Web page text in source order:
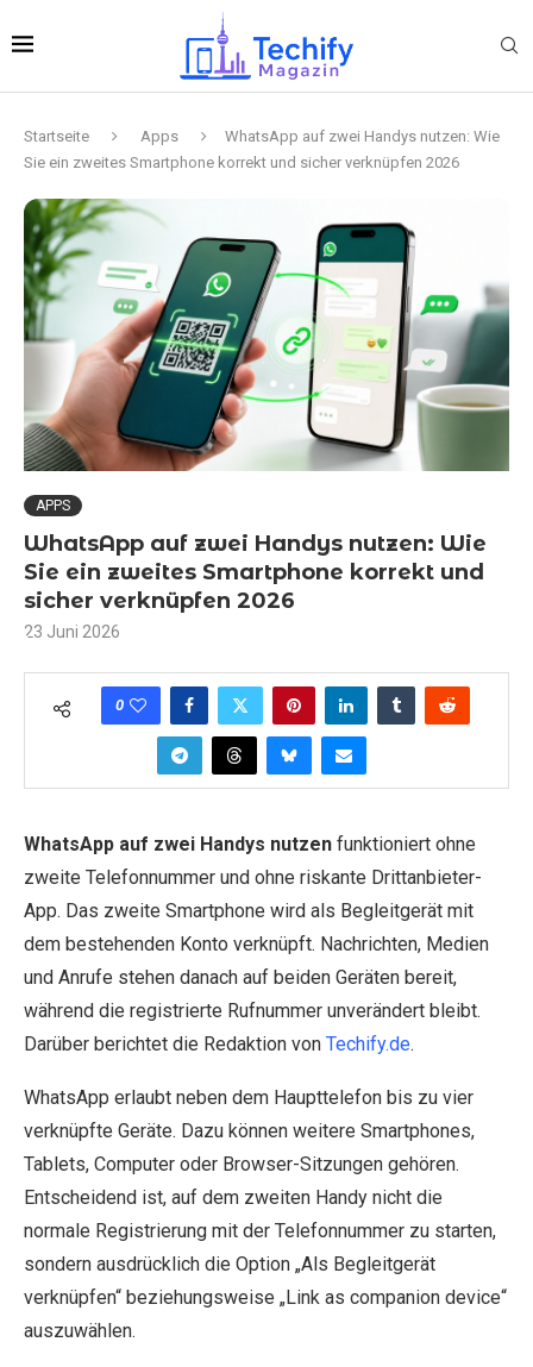
Startseite Apps
WhatsApp auf zwei Handys nutzen: Wie
Sie ein zweites Smartphone korrekt und sicher verknüpfen 2026
APPS
WhatsApp auf zwei Handys nutzen: Wie
Sie ein zweites Smartphone korrekt und
sicher verknüpfen 2026
23 Juni 2026
0
WhatsApp auf zwei Handys nutzen funktioniert ohne
zweite Telefonnummer und ohne riskante Drittanbieter-
App. Das zweite Smartphone wird als Begleitgerät mit
dem bestehenden Konto verknüpft. Nachrichten, Medien
und Anrufe stehen danach auf beiden Geräten bereit,
während die registrierte Rufnummer unverändert bleibt.
Darüber berichtet die Redaktion von Techify.de.
WhatsApp erlaubt neben dem Haupttelefon bis zu vier
verknüpfte Geräte. Dazu können weitere Smartphones,
Tablets, Computer oder Browser-Sitzungen gehören.
Entscheidend ist, auf dem zweiten Handy nicht die
normale Registrierung mit der Telefonnummer zu starten,
sondern ausdrücklich die Option „Als Begleitgerät
verknüpfen“ beziehungsweise „Link as companion device“
auszuwählen.